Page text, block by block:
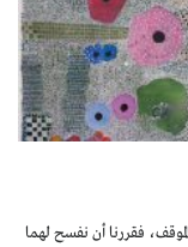
فقررنا أن نفسح لهما